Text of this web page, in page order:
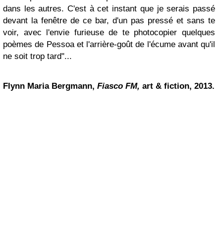
dans les autres. C'est à cet instant que je serais passé
devant la fenêtre de ce bar, d'un pas pressé et sans te
voir, avec l'envie furieuse de te photocopier quelques
poèmes de Pessoa et l'arrière-goût de l'écume avant qu'il
ne soit trop tard"...
Flynn Maria Bergmann, Fiasco FM, art & fiction, 2013.